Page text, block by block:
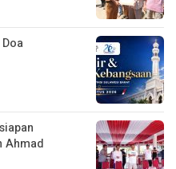
Ahmad